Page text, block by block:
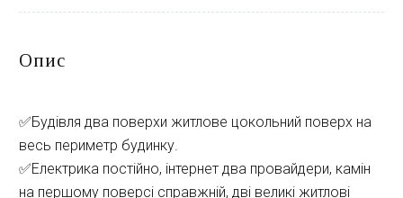
Опис
✅Будівля два поверхи житлове цокольний поверх на
весь периметр будинку.
✅Електрика постійно, інтернет два провайдери, камін
на першому поверсі справжній, дві великі житлові